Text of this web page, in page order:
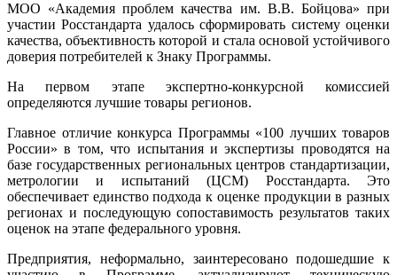
МОО «Академия проблем качества им. В.В. Бойцова» при
участии Росстандарта удалось сформировать систему оценки
качества, объективность которой и стала основой устойчивого
доверия потребителей к Знаку Программы.
На первом этапе экспертно-конкурсной комиссией
определяются лучшие товары регионов.
Главное отличие конкурса Программы «100 лучших товаров
России» в том, что испытания и экспертизы проводятся на
базе государственных региональных центров стандартизации,
метрологии и испытаний (ЦCM) Росстандарта. Это
обеспечивает единство подхода к оценке продукции в разных
регионах и последующую сопоставимость результатов таких
оценок на этапе федерального уровня.
Предприятия, неформально, заинтересовано подошедшие к